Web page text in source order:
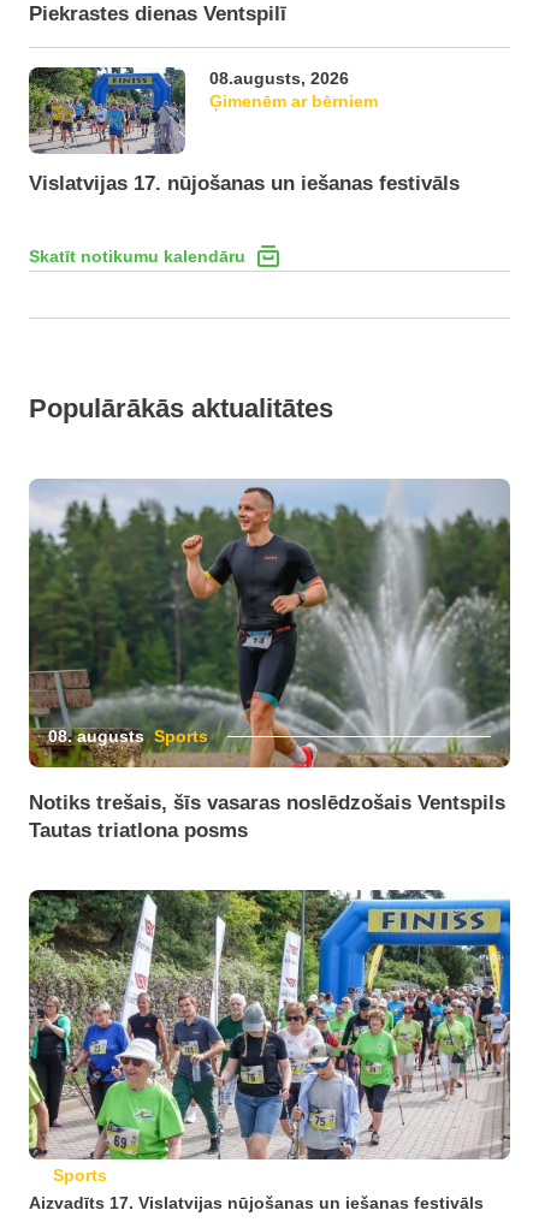
Piekrastes dienas Ventspilī
08.augusts, 2026
Ģimenēm ar bērniem
Vislatvijas 17. nūjošanas un iešanas festivāls
Skatīt notikumu kalendāru
Populārākās aktualitātes
08. augusts Sports
Notiks trešais, šīs vasaras noslēdzošais Ventspils
Tautas triatlona posms
Sports
Aizvadīts 17. Vislatvijas nūjošanas un iešanas festivāls